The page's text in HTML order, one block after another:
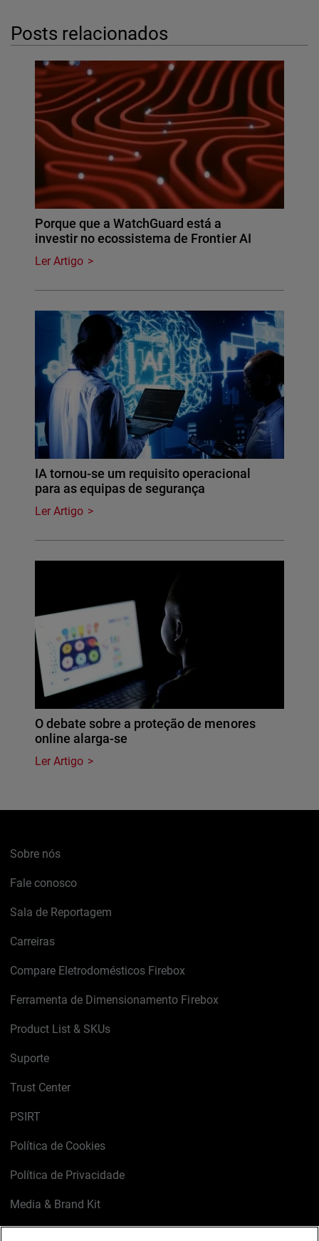
Posts relacionados
Porque que a WatchGuard está a
investir no ecossistema de Frontier AI
Ler Artigo
IA tornou-se um requisito operacional
para as equipas de segurança
Ler Artigo
O debate sobre a proteção de menores
online alarga-se
Ler Artigo
Sobre nós
Fale conosco
Sala de Reportagem
Carreiras
Compare Eletrodomésticos Firebox
Ferramenta de Dimensionamento Firebox
Product List & SKUs
Suporte
Trust Center
PSIRT
Política de Cookies
Política de Privacidade
Media & Brand Kit